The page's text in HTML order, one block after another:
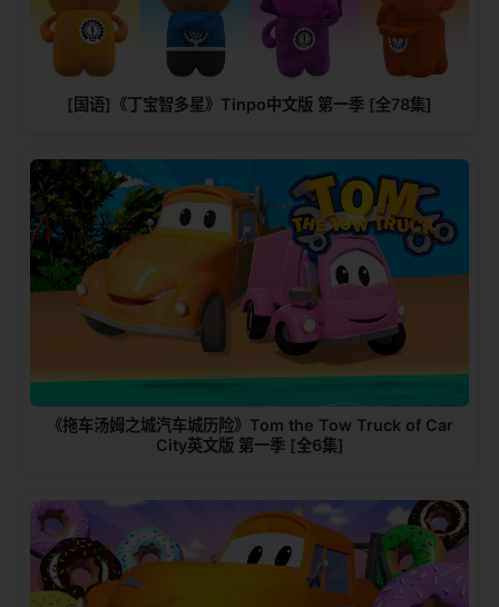
[国语]《丁宝智多星》Tinpo中文版 第一季 [全78集]
《拖车汤姆之城汽车城历险》Tom the Tow Truck of Car
City英文版 第一季 [全6集]